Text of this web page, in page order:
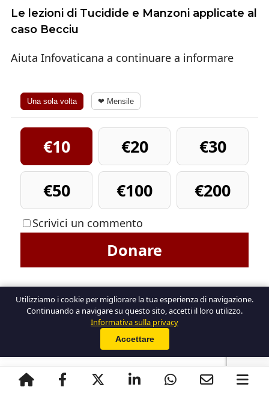
Le lezioni di Tucidide e Manzoni applicate al
caso Becciu
Aiuta Infovaticana a continuare a informare
Una sola volta ❤ Mensile
€10 €20
€30
€50
€100 €200
Scrivici un commento
Donare
Ver comentarios (0)
Utilizziamo i cookie per migliorare la tua esperienza di navigazione.
Continuando a navigare su questo sito, accetti il loro utilizzo.
Informativa sulla privacy
Accettare